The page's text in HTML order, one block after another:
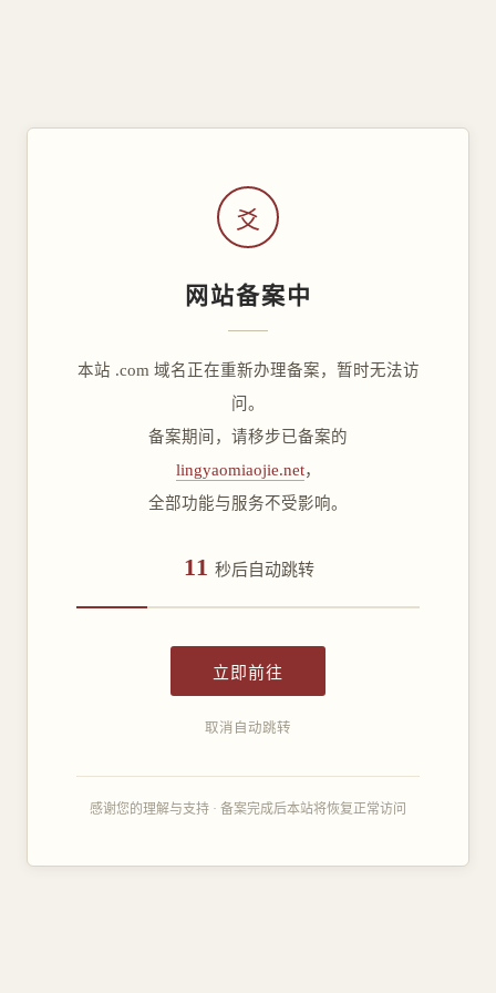
爻
网站备案中
本站 .com 域名正在重新办理备案，暂时无法访
问。
备案期间，请移步已备案的
lingyaomiaojie.net，
全部功能与服务不受影响。
11 秒后自动跳转
立即前往
取消自动跳转
感谢您的理解与支持 · 备案完成后本站将恢复正常访问